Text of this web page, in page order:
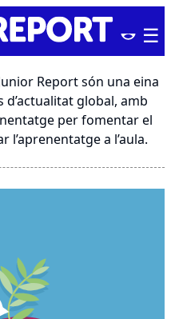
Report són una eina
global, amb
per fomentar el
a l’aula.